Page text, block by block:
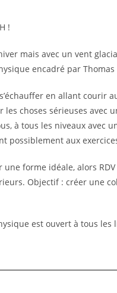
!
mais avec un vent
encadré par
en allant courir
choses sérieuses avec
à tous les niveaux avec
possiblement aux
forme idéale, alors
Objectif : créer une
est ouvert à tous les